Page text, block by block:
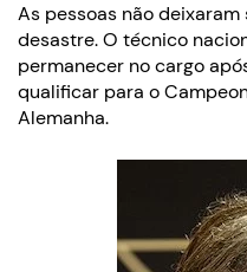
As pessoas não
desastre. O técnico
permanecer no cargo
qualificar para o
Alemanha.